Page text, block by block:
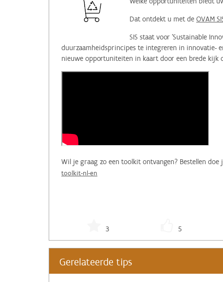
Dat ontdekt u met de OVAM
SIS staat voor 'Sustainable
duurzaamheidsprincipes te integreren in innovatie-
nieuwe opportuniteiten in kaart door een brede kijk
Wil je graag zo een toolkit ontvangen? Bestellen doe
toolkit-nl-en
3 5
Gerelateerde tips